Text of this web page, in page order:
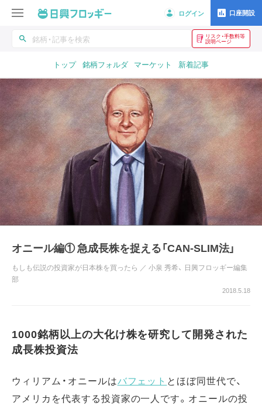
ログイン 口座開設
トップ 銘柄フォルダ マーケット 新着記事
search リスク・手数料等
説明ページ
オニール編① 急成長株を捉える「CAN-SLIM法」
もしも伝説の投資家が日本株を買ったら ／ 小泉 秀希、 日興フロッギー編集
部
2018.5.18
1000銘柄以上の大化け株を研究して開発された
成長株投資法
ウィリアム・オニールはバフェット とほぼ同世代で、
アメリカを代表する投資家の一人です。オニールの投